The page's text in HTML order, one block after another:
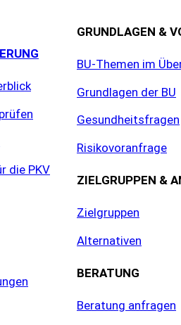
die PKV
GRUNDLAGEN &
BU-Themen im
Grundlagen der BU
Gesundheitsfragen
Risikovoranfrage
ZIELGRUPPEN &
Zielgruppen
Alternativen
BERATUNG
Beratung anfragen